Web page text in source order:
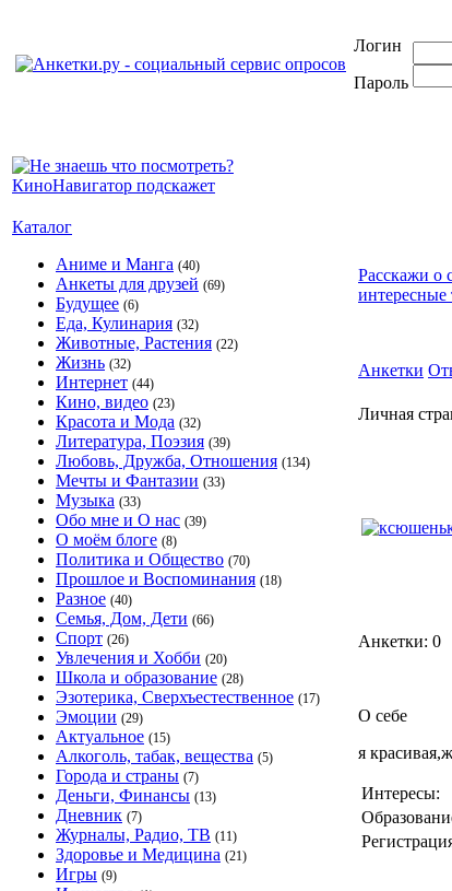
Логин
Пароль
Каталог
Аниме и Манга (40)
Анкеты для друзей (69)
Будущее (6)
Еда, Кулинария (32)
Животные, Растения (22)
Жизнь (32)
Интернет (44)
Кино, видео (23)
Красота и Мода (32)
Литература, Поэзия (39)
Любовь, Дружба, Отношения (134)
Мечты и Фантазии (33)
Музыка (33)
Обо мне и О нас (39)
О моём блоге (8)
Политика и Общество (70)
Прошлое и Воспоминания (18)
Разное (40)
Семья, Дом, Дети (66)
Спорт (26)
Увлечения и Хобби (20)
Школа и образование (28)
Эзотерика, Сверхъестественное (17)
Эмоции (29)
Актуальное (15)
Алкоголь, табак, вещества (5)
Города и страны (7)
Деньги, Финансы (13)
Дневник (7)
Журналы, Радио, ТВ (11)
Здоровье и Медицина (21)
Игры (9)
Расскажи о
интересные
Анкетки
Личная
Анкетки: 0
О себе
я
Интересы: